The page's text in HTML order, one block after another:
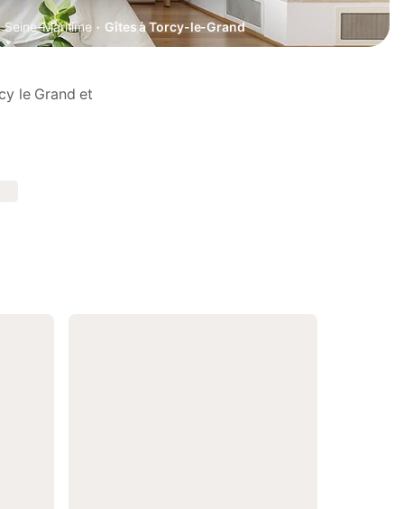
Seine-Maritime · Gîtes à Torcy-le-Grand
le Grand et